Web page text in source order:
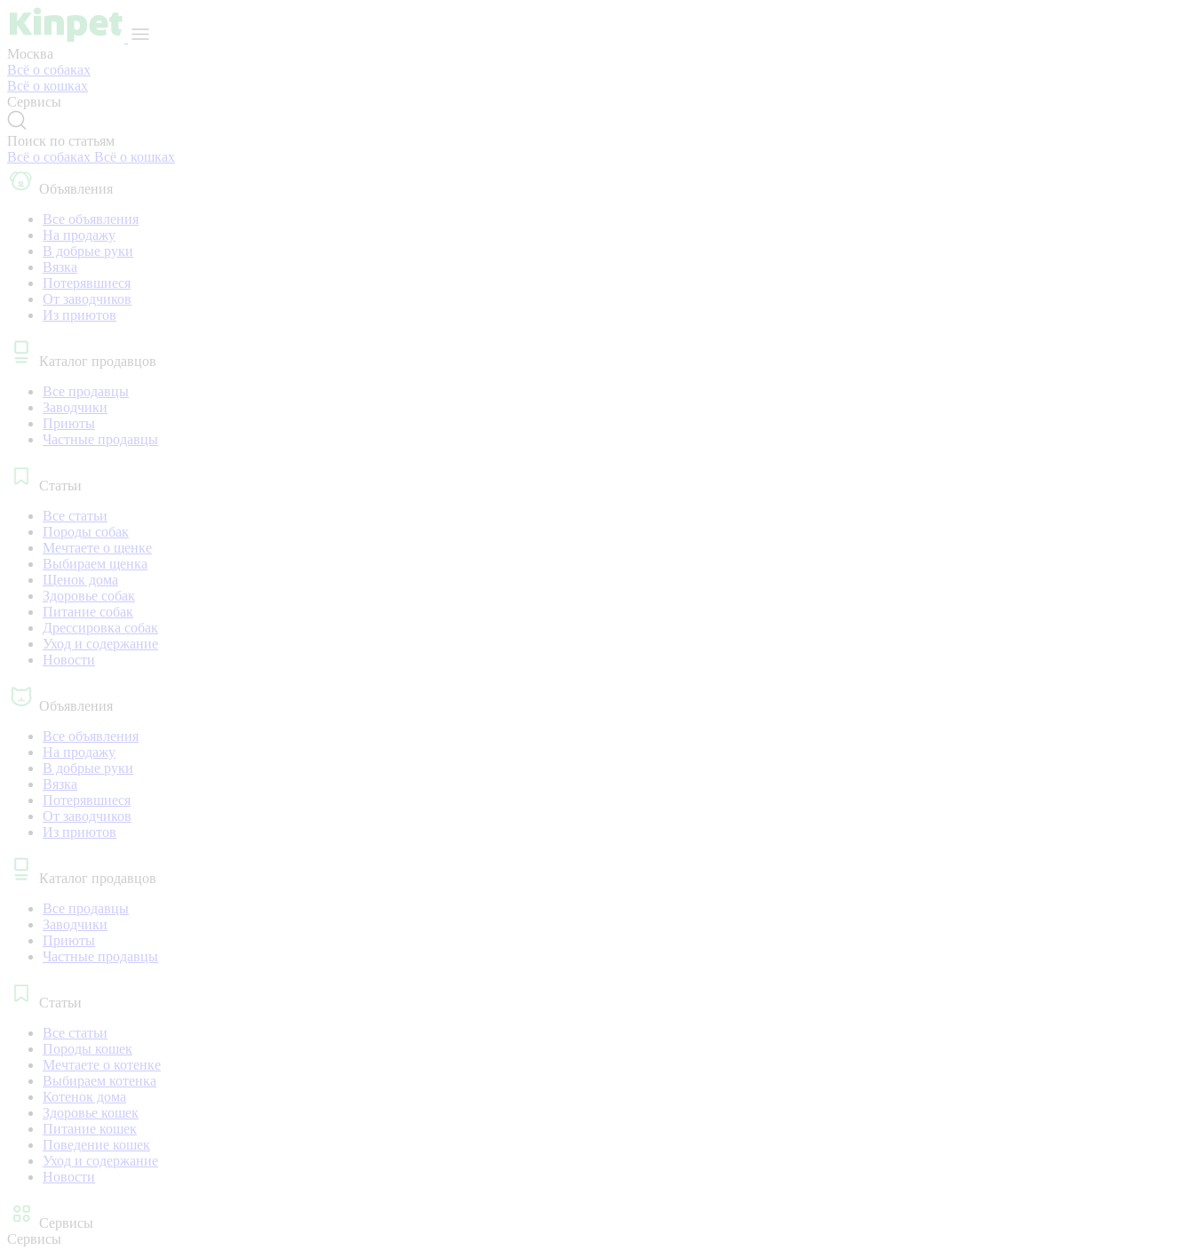
Москва
Всё о собаках
Всё о кошках
Сервисы
Поиск по статьям
Всё о собаках Всё о кошках
Объявления
Все объявления
На продажу
В добрые руки
Вязка
Потерявшиеся
От заводчиков
Из приютов
Каталог продавцов
Все продавцы
Заводчики
Приюты
Частные продавцы
Статьи
Все статьи
Породы собак
Мечтаете о щенке
Выбираем щенка
Щенок дома
Здоровье собак
Питание собак
Дрессировка собак
Уход и содержание
Новости
Объявления
Все объявления
На продажу
В добрые руки
Вязка
Потерявшиеся
От заводчиков
Из приютов
Каталог продавцов
Все продавцы
Заводчики
Приюты
Частные продавцы
Статьи
Все статьи
Породы кошек
Мечтаете о котенке
Выбираем котенка
Котенок дома
Здоровье кошек
Питание кошек
Поведение кошек
Уход и содержание
Новости
Сервисы
Сервисы